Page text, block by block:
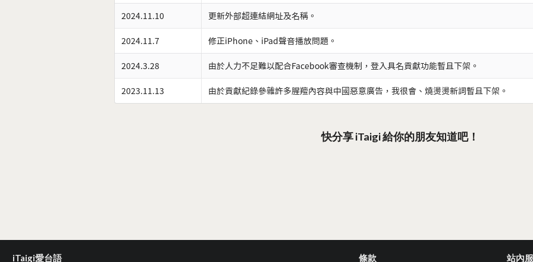
2024.11.10 更新外部超連結網址及名稱。
2024.11.7 修正iPhone、iPad聲音播放問題。
2024.3.28 由於人力不足難以配合Facebook審查機制，登入具名貢獻功能暫且下架。
2023.11.13 由於貢獻紀錄參雜許多腥羶內容與中國惡意廣告，我很會、燒燙燙新詞暫且下架。
快分享 iTaigi 給你的朋友知道吧！
iTaigi愛台語 條款 站內